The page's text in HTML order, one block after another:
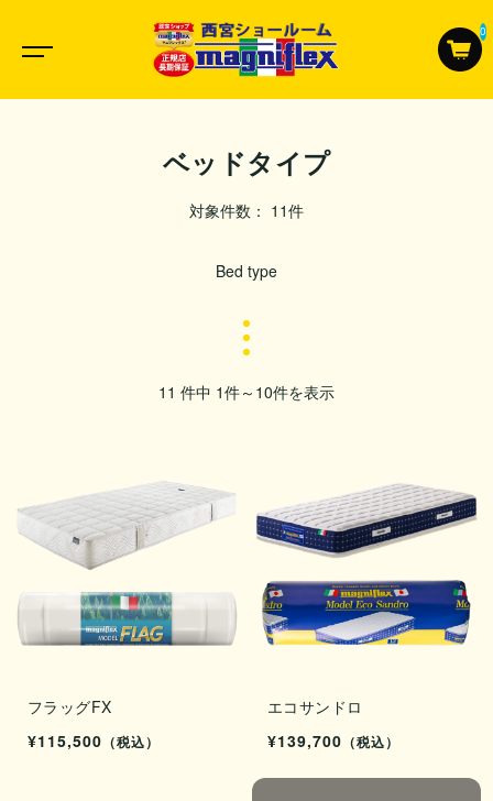
0
ベッドタイプ
対象件数： 11件
Bed type
11 件中 1件～10件を表示
フラッグFX
¥115,500 （税込）
エコサンドロ
¥139,700 （税込）